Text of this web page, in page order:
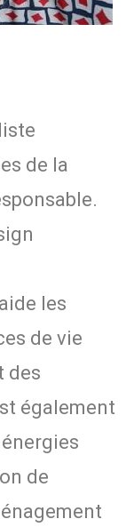
de la
les
de vie
des
également
de